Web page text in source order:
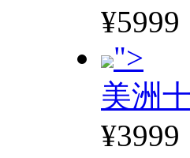
¥5999
">
美洲
¥3999